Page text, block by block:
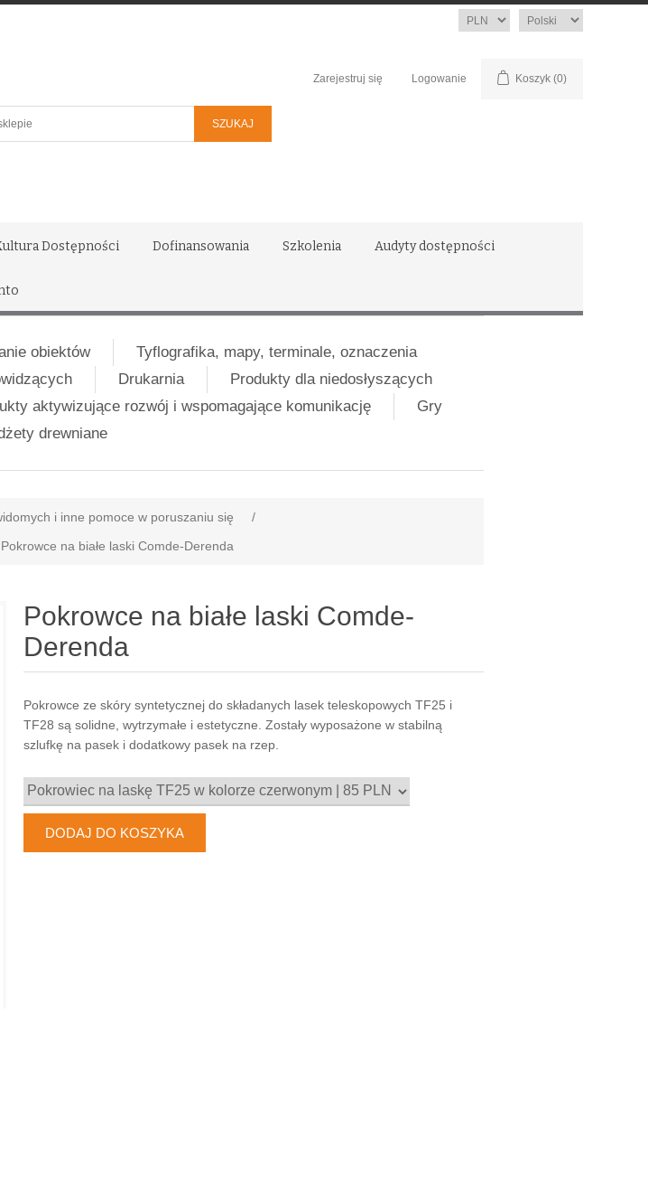
Język
Waluta
sklepie
Zarejestruj się Logowanie Koszyk (0)
Dostępności Dofinansowania Szkolenia Audyty dostępności
obiektów
Tyflografika, mapy, terminale, oznaczenia
Drukarnia
Produkty dla niedosłyszących
aktywizujące rozwój i wspomagające komunikację
Gry
drewniane
i inne pomoce w poruszaniu się
/
Pokrowce na białe laski Comde-Derenda
Pokrowce na białe laski Comde-
Derenda
Pokrowce ze skóry syntetycznej do składanych lasek teleskopowych TF25 i
TF28 są solidne, wytrzymałe i estetyczne. Zostały wyposażone w stabilną
szlufkę na pasek i dodatkowy pasek na rzep.